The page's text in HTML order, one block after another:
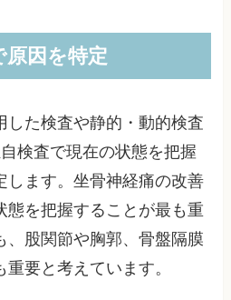
因を特定
した検査や静的・動的検査
検査で現在の状態を把握
します。坐骨神経痛の改善
態を把握することが最も重
、股関節や胸郭、骨盤隔膜
要と考えています。